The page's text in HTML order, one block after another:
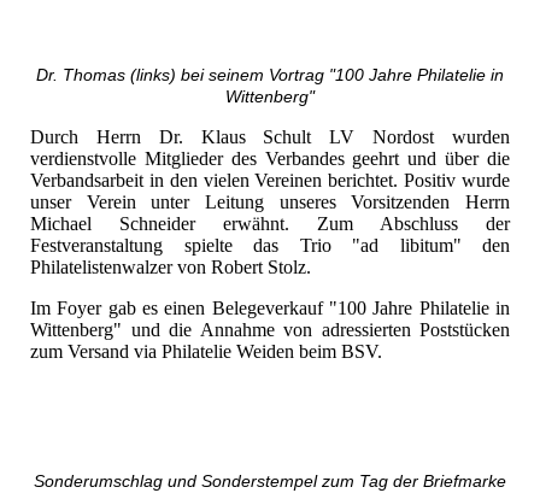
Dr. Thomas (links) bei seinem Vortrag "100 Jahre Philatelie in
Wittenberg"
Durch Herrn Dr. Klaus Schult LV Nordost wurden
verdienstvolle Mitglieder des Verbandes geehrt und über die
Verbandsarbeit in den vielen Vereinen berichtet. Positiv wurde
unser Verein unter Leitung unseres Vorsitzenden Herrn
Michael Schneider erwähnt. Zum Abschluss der
Festveranstaltung spielte das Trio "ad libitum" den
Philatelistenwalzer von Robert Stolz.
Im Foyer gab es einen Belegeverkauf "100 Jahre Philatelie in
Wittenberg" und die Annahme von adressierten Poststücken
zum Versand via Philatelie Weiden beim BSV.
Sonderumschlag und Sonderstempel zum Tag der Briefmarke